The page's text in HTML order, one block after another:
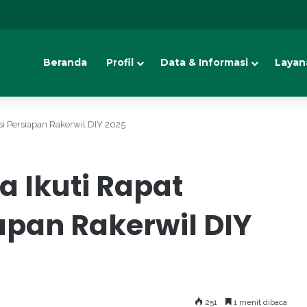
Beranda Profil Data & Informasi
Persiapan Rakerwil DIY 2025
Ikuti Rapat
Rakerwil DIY
251 1 menit dibaca